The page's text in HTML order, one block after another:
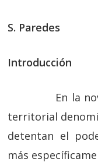
S. Paredes
Introducción
En la
territorial
detentan el
más